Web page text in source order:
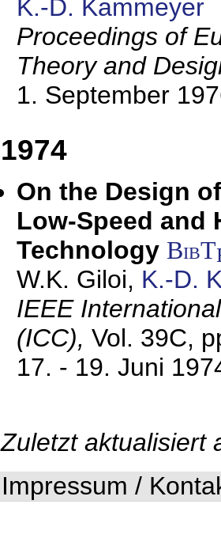
K.-D. Kammeyer
Proceedings of
Theory and
1. September
1974
On the Design
Low-Speed and
Technology BibT
W.K. Giloi, K.-D.
IEEE
(ICC), Vol. 39C,
17. - 19. Juni
Zuletzt aktualisiert
Impressum /